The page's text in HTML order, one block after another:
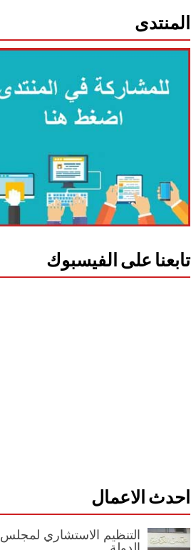
المنتدى
تابعنا على الفيسبوك
احدث الاعمال
التنظيم الاستشاري لمجلس